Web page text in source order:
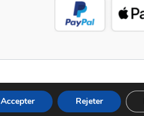
Accepter Rejeter